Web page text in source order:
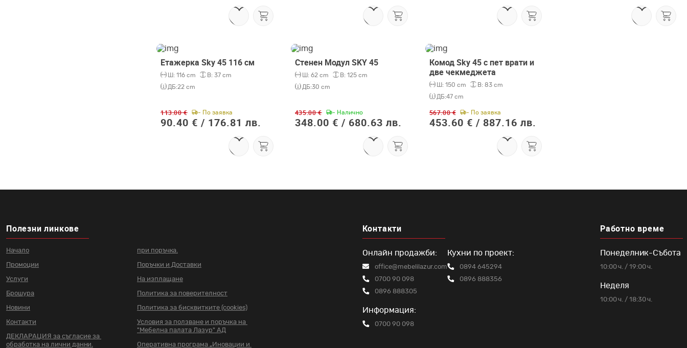
-20%
Етажерка Sky 45 116 см
Ш: 116 cm В: 37 cm
ДБ:22 cm
113.00 € - По заявка
90.40 € / 176.81 лв.
-20%
Стенен Модул SKY 45
Ш:62 cm В:125 cm
ДБ:30 cm
435.00 € - Налично
348.00 € / 680.63 лв.
-20%
Комод Sky 45 с пет врати и
две чекмеджета
Ш:150 cm В:83 cm
ДБ:47 cm
567.00 € - По заявка
453.60 € / 887.16 лв.
Полезни линкове
Начало
Промоции
Услуги
Брошура
Новини
Контакти
ДЕКЛАРАЦИЯ за съгласие за
обработка на лични данни.
при поръчка.
Поръчки и Доставки
На изплащане
Политика за поверителност
Политика за бисквитките (cookies)
Условия за ползване и поръчка на
"Мебелна палата Лазур" АД
Оперативна програма „Иновации и
Контакти
Онлайн продажби:
office@mebelilazur.com
0700 90 098
0896 888305
Информация:
0700 90 098
Кухни по проект:
0894 645294
0896 888356
Работно време
Понеделник-Събота
10:00 ч. / 19:00 ч.
Неделя
10:00 ч. / 18:30 ч.